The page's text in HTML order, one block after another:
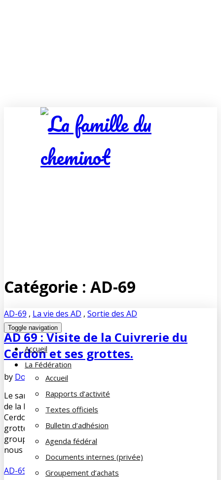
Toggle navigation
Accueil
La Fédération
Accueil
Rapports d’activité
Textes officiels
Bulletin d’adhésion
Agenda fédéral
Documents internes (privée)
Groupement d’achats
Catégorie : AD-69
AD-69 , La vie des AD , Sortie des AD
AD 69 : Visite de la Cuivrerie du
Cerdon et ses grottes.
by Dominique DUPUY-LORIN
Le samedi 8 juin 2024 la Famille du Cheminot du Rhône et
de la Métropole de Lyon nous a proposé une journée à
Cerdon dans l’Ain pour y découvrir sa cuivrerie et ses
grottes. Après le traditionnel pot d’accueil, notre petit
groupe (15 personnes) rejoint le guide de la cuivrerie qui
nous attend, lanterne à […]
AD-69
La vie des AD